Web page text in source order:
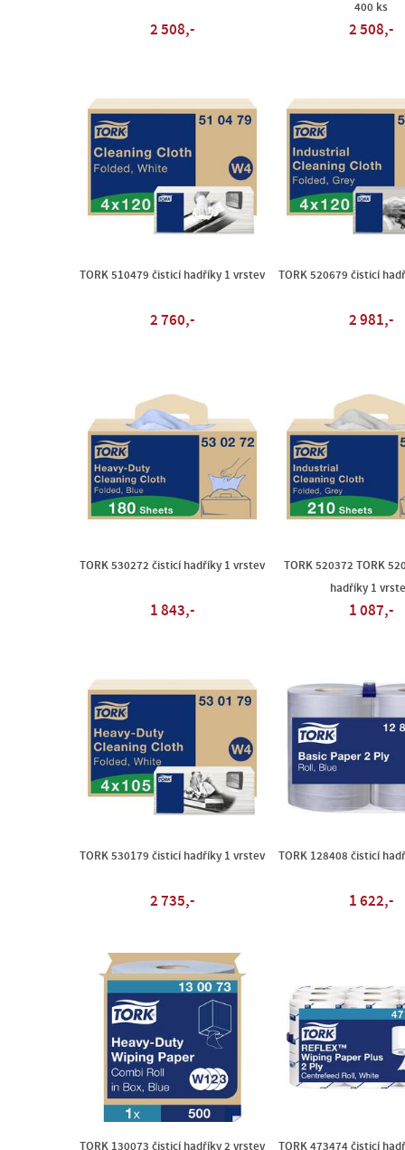
2 508,-
400 ks
2 508,-
TORK 510479 čisticí hadříky 1 vrstev
2 760,-
TORK 520679 čisticí
2 981,-
TORK 530272 čisticí hadříky 1 vrstev
1 843,-
TORK 520372 TORK
hadříky 1
1 087,-
TORK 530179 čisticí hadříky 1 vrstev
2 735,-
TORK 128408 čisticí
1 622,-
TORK 130073 čisticí hadříky 2 vrstev TORK 473474 čisticí